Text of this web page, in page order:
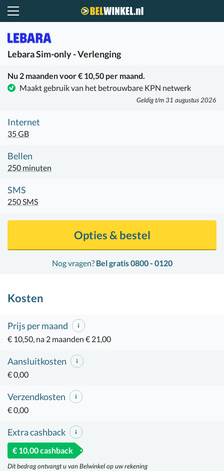
LebaraSim-only - Verlenging
Nu 2 maanden voor € 10,50 per maand.
Maakt gebruik van het betrouwbare KPN netwerk
Geldig t/m 31 augustus 2026
Internet
35 GB
Bellen
250 minuten
SMS
250 SMS
Nog vragen? Bel gratis 0800 - 0120
Opties & bestel
Kosten
Prijs per maand
€ 10,50, na 2 maanden € 21,00
Aansluitkosten
€ 0,00
Verzendkosten
€ 0,00
Extra cashback
€ 10,00 cashback
Dit bedrag ontvangt u van Belwinkel op uw rekening